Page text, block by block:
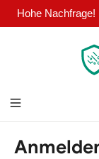
Zum Hauptinhalt
Hohe Nachfrage!